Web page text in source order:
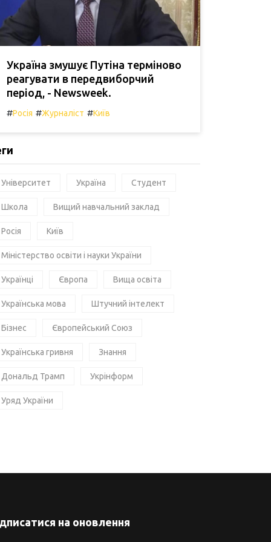
Україна змушує Путіна терміново
реагувати в передвиборчий
період, - Newsweek.
#Росія #Журналіст #Київ
Університет Україна Студент
Школа Вищий навчальний заклад
Росія Київ
Міністерство освіти і науки України
Українці Європа Вища освіта
Українська мова Штучний інтелект
Бізнес Європейський Союз
Українська гривня Знання
Дональд Трамп Укрінформ
Уряд України
на оновлення